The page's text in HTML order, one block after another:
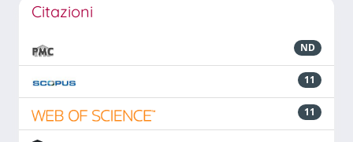
Citazioni
ND
11
11